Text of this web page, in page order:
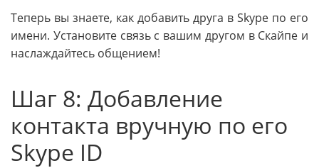
Теперь вы знаете, как добавить друга в Skype по его
имени. Установите связь с вашим другом в Скайпе и
наслаждайтесь общением!
Шаг 8: Добавление
контакта вручную по его
Skype ID